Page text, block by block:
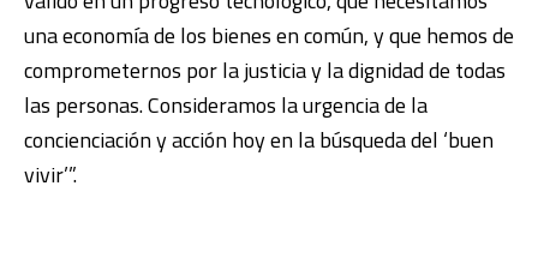
una economía de los bienes en común, y que hemos de
comprometernos por la justicia y la dignidad de todas
las personas. Consideramos la urgencia de la
concienciación y acción hoy en la búsqueda del ‘buen
vivir’”.